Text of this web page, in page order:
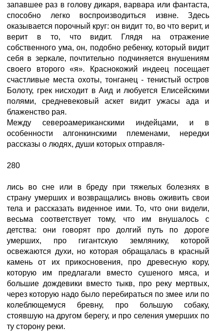
запавшее раз в голову дикаря, варвара или фантаста,
способно легко воспроизводиться извне. Здесь
оказывается порочный круг: он видит то, во что верит, и
верит в то, что видит. Глядя на отражение
собственного ума, он, подобно ребенку, который видит
себя в зеркале, почтительно подчиняется внушениям
своего второго «я». Краснокожий индеец посещает
счастливые места охоты, тонганец - тенистый остров
Болоту, грек нисходит в Аид и любуется Елисейскими
полями, средневековый аскет видит ужасы ада и
блаженство рая.
Между североамериканскими индейцами, и в
особенности алгонкинскими племенами, нередки
рассказы о людях, души которых отправля-
280
лись во сне или в бреду при тяжелых болезнях в
страну умерших и возвращались вновь оживить свои
тела и рассказать виденное ими. То, что они видели,
весьма соответствует тому, что им внушалось с
детства: они говорят про долгий путь по дороге
умерших, про гигантскую землянику, которой
освежаются духи, но которая обращалась в красный
камень от их прикосновения, про древесную кору,
которую им предлагали вместо сушеного мяса, и
большие дождевики вместо тыкв, про реку мертвых,
через которую надо было перебираться по змее или по
колеблющемуся бревну, про большую собаку,
стоявшую на другом берегу, и про селения умерших по
ту сторону реки.